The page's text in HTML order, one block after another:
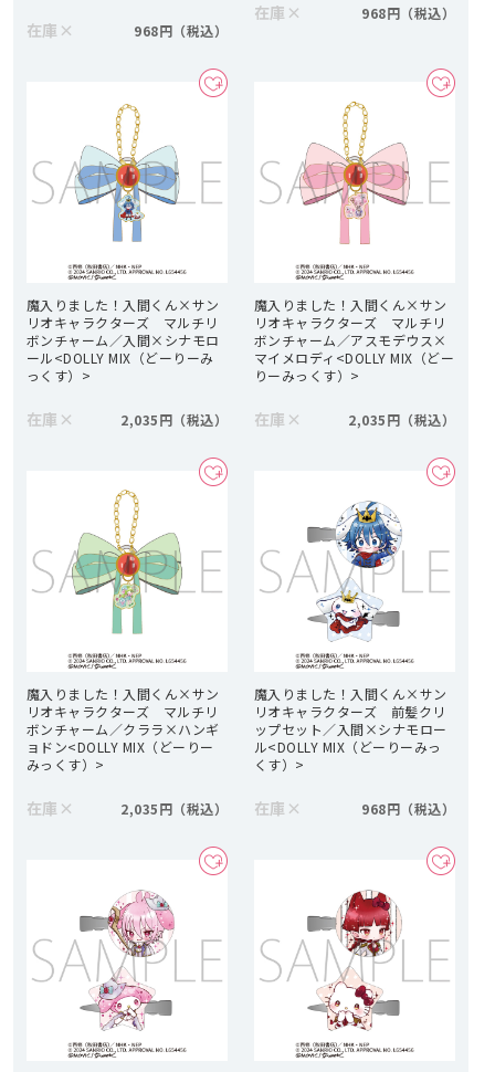
在庫 × 968円
在庫 × 968円
魔入りました！入間くん×サン
リオキャラクターズ マルチリ
ボンチャーム／入間×シナモロ
ール<DOLLY MIX（どーりーみ
っくす）>
在庫 × 2,035円
魔入りました！入間くん×サン
リオキャラクターズ マルチリ
ボンチャーム／アスモデウス×
マイメロディ<DOLLY MIX（どー
りーみっくす）>
在庫 × 2,035円
魔入りました！入間くん×サン
リオキャラクターズ マルチリ
ボンチャーム／クララ×ハンギ
ョドン<DOLLY MIX（どーりー
みっくす）>
在庫 × 2,035円
魔入りました！入間くん×サン
リオキャラクターズ 前髪クリ
ップセット／入間×シナモロー
ル<DOLLY MIX（どーりーみっ
くす）>
在庫 × 968円